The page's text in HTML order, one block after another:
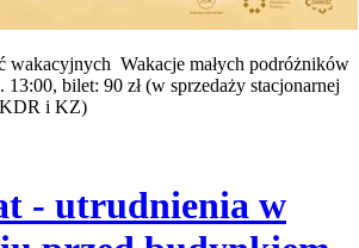
wakacyjnych Wakacje małych podróżników
13:00, bilet: 90 zł (w sprzedaży stacjonarnej
KDR i KZ)
- utrudnienia w